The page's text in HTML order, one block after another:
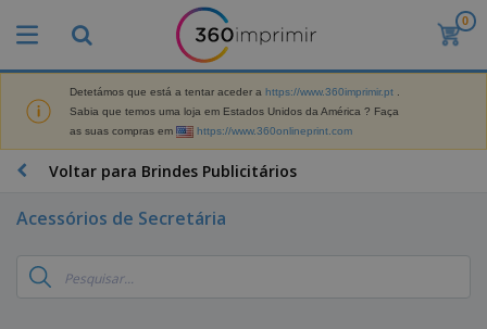
0
Detetámos que está a tentar aceder a https://www.360imprimir.pt
Sabia que temos uma loja em Estados Unidos da América ? Faça
as suas compras em
https://www.360onlineprint.com
Voltar para Brindes Publicitários
Acessórios de Secretária